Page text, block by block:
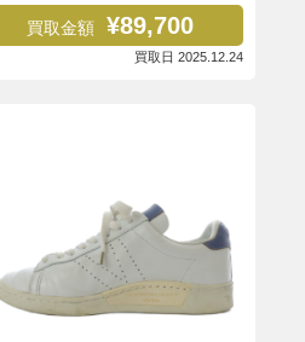
買取金額 ¥89,700
買取日 2025.12.24